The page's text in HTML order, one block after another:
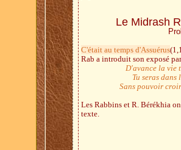
Le Midrash
C'était au temps d'Assuérus
Rab a introduit son exposé
D'avance la vie
Tu seras
Sans pouvoir
Les Rabbins et R. Bérékhia
texte.